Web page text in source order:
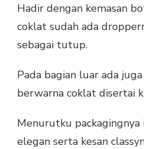
Hadir dengan kemasan
coklat sudah ada
sebagai tutup.
Pada bagian luar ada
berwarna coklat disertai
Menurutku packagingnya
elegan serta kesan